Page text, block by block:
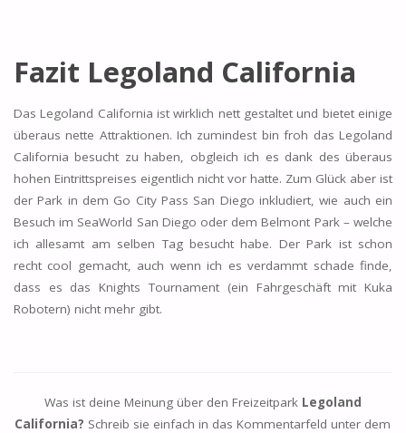
Fazit Legoland California
Das Legoland California ist wirklich nett gestaltet und bietet einige
überaus nette Attraktionen. Ich zumindest bin froh das Legoland
California besucht zu haben, obgleich ich es dank des überaus
hohen Eintrittspreises eigentlich nicht vor hatte. Zum Glück aber ist
der Park in dem Go City Pass San Diego inkludiert, wie auch ein
Besuch im SeaWorld San Diego oder dem Belmont Park – welche
ich allesamt am selben Tag besucht habe. Der Park ist schon
recht cool gemacht, auch wenn ich es verdammt schade finde,
dass es das Knights Tournament (ein Fahrgeschäft mit Kuka
Robotern) nicht mehr gibt.
Was ist deine Meinung über den Freizeitpark Legoland
California? Schreib sie einfach in das Kommentarfeld unter dem